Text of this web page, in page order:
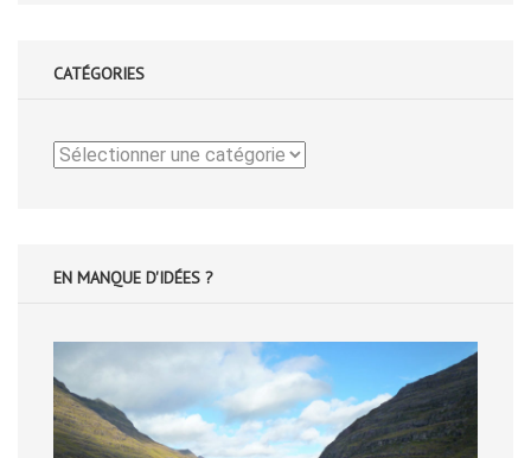
CATÉGORIES
Catégories
EN MANQUE D'IDÉES ?